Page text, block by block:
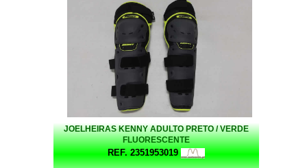
JOELHEIRAS KENNY ADULTO PRETO / VERDE
FLUORESCENTE
REF. 2351953019